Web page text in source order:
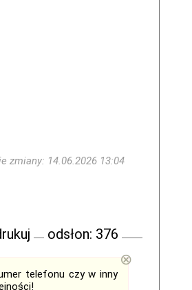
zmiany: 14.06.2026 13:04
odsłon: 376
telefonu czy w inny
!
⊗